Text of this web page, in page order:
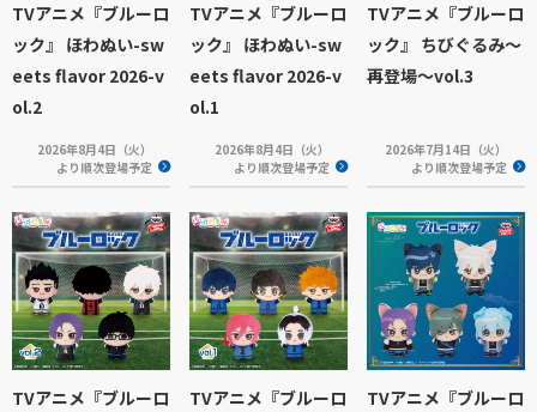
TVアニメ『ブルーロ
ック』 ほわぬい-sw
eets flavor 2026-v
ol.2
2026年8月4日（火）
より順次登場予定
TVアニメ『ブルーロ
ック』 ほわぬい-sw
eets flavor 2026-v
ol.1
2026年8月4日（火）
より順次登場予定
TVアニメ『ブルーロ
ック』 ちびぐるみ～
再登場～vol.3
2026年7月14日（火）
より順次登場予定
TVアニメ『ブルーロ
TVアニメ『ブルーロ
TVアニメ『ブルーロ